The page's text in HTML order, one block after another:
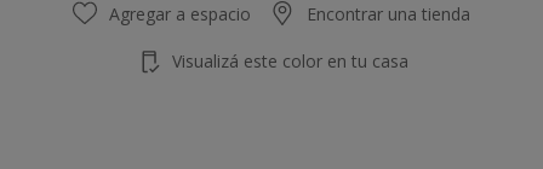
Agregar a espacio Encontrar una tienda
Visualizá este color en tu casa